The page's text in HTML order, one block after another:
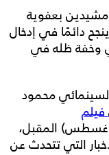
مشيدين بعفوية
دائمًا في إدخال
وخفة ظله في
محمود
فيلم
في 5 آب (أغسطس) المقبل،
التي تتحدث عن